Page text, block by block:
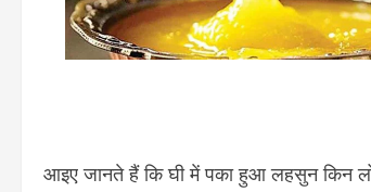
आइए जानते हैं कि घी में पका हुआ लहसुन किन